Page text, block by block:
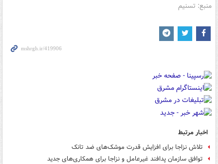
منبع: تسنیم
اخبار مرتبط
تلاش نزاجا برای افزایش قدرت موشک‌های ضد تانک
توافق سازمان پدافند غيرعامل و نزاجا برای همکاری‌های جدید